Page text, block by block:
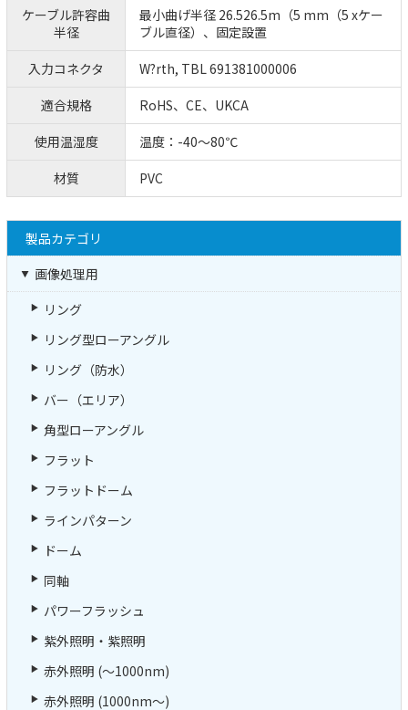
ケーブル許容曲
半径
最小曲げ半径 26.526.5m（5 mm（5 xケー
ブル直径）、固定設置
入力コネクタ
W?rth, TBL 691381000006
適合規格
RoHS、CE、UKCA
使用温湿度
温度：-40～80℃
材質
PVC
製品カテゴリ
画像処理用
リング
リング型ローアングル
リング（防水）
バー（エリア）
角型ローアングル
フラット
フラットドーム
ラインパターン
ドーム
同軸
パワーフラッシュ
紫外照明・紫照明
赤外照明 (～1000nm)
赤外照明 (1000nm～)